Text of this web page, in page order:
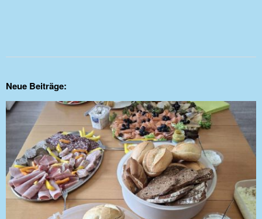
Neue Beiträge: